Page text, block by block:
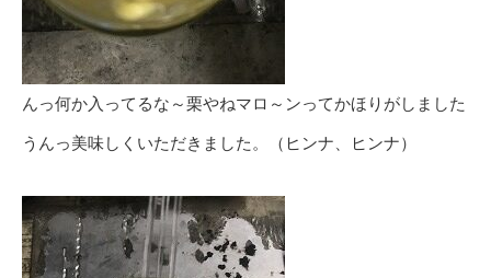
んっ何か入ってるな～栗やねマロ～ンってかほりがしました
うんっ美味しくいただきました。（ヒンナ、ヒンナ）